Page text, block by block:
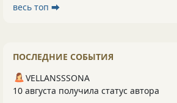
весь топ ⮕
ПОСЛЕДНИЕ СОБЫТИЯ
VELLANSSSONA
10 августа получила статус автора